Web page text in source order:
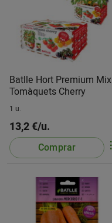
Batlle Hort Premium Mix
Tomàquets Cherry
1 u.
13,2 €/u.
Comprar